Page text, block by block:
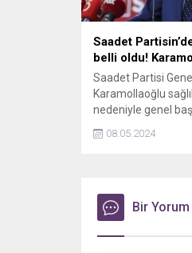
Saadet
belli oldu!
Saadet Partisi
Karamollaoğlu
nedeniyle genel
görevinden
Karamollaoğlu'nun
08.05.2024
Bir Yorum